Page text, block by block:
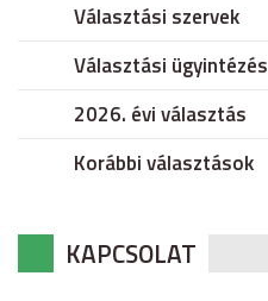
Választási szervek
Választási ügyintézés
2026. évi választás
Korábbi választások
KAPCSOLAT